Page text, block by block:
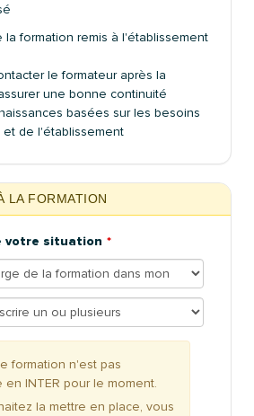
la formation remis à l'établissement
le formateur après la
une bonne continuité
basées sur les besoins
et de l'établissement
LA FORMATION
votre situation
formation n'est pas
en INTER pour le moment.
la mettre en place, vous